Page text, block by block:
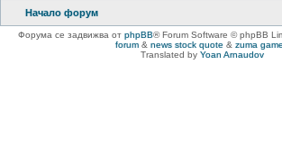
Начало форум
Форума се задвижва от phpBB® Forum Software © phpBB
forum & news stock quote & zuma
Translated by Yoan Arnaudov